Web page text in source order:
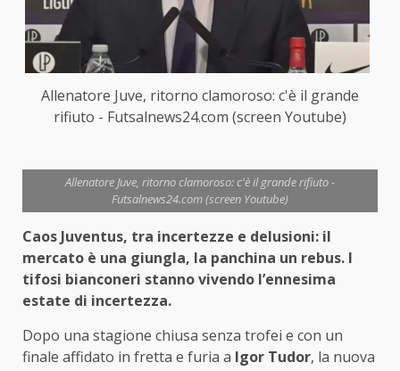
Allenatore Juve, ritorno clamoroso: c'è il grande
rifiuto - Futsalnews24.com (screen Youtube)
Allenatore Juve, ritorno clamoroso: c'è il grande rifiuto -
Futsalnews24.com (screen Youtube)
Caos Juventus, tra incertezze e delusioni: il
mercato è una giungla, la panchina un rebus. I
tifosi bianconeri stanno vivendo l’ennesima
estate di incertezza.
Dopo una stagione chiusa senza trofei e con un
finale affidato in fretta e furia a Igor Tudor, la nuova